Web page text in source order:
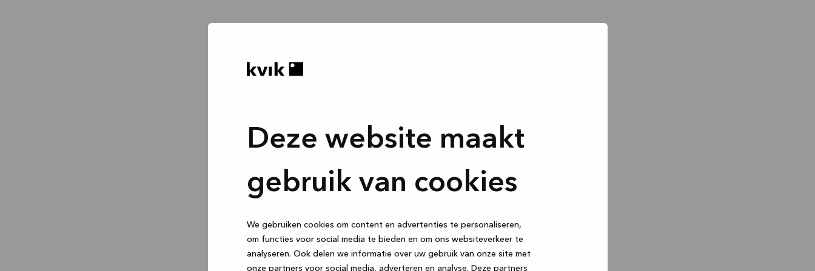
Deze website maakt
gebruik van cookies
We gebruiken cookies om content en advertenties te personaliseren,
om functies voor social media te bieden en om ons websiteverkeer te
analyseren. Ook delen we informatie over uw gebruik van onze site met
onze partners voor social media, adverteren en analyse. Deze partners